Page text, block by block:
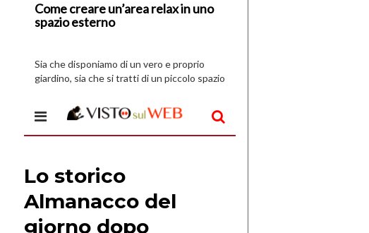
Come creare un’area relax in uno
spazio esterno
Sia che disponiamo di un vero e proprio
giardino, sia che si tratti di un piccolo spazio